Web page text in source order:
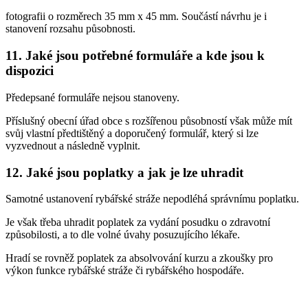
fotografii o rozměrech 35 mm x 45 mm. Součástí návrhu je i
stanovení rozsahu působnosti.
11. Jaké jsou potřebné formuláře a kde jsou k
dispozici
Předepsané formuláře nejsou stanoveny.
Příslušný obecní úřad obce s rozšířenou působností však může mít
svůj vlastní předtištěný a doporučený formulář, který si lze
vyzvednout a následně vyplnit.
12. Jaké jsou poplatky a jak je lze uhradit
Samotné ustanovení rybářské stráže nepodléhá správnímu poplatku.
Je však třeba uhradit poplatek za vydání posudku o zdravotní
způsobilosti, a to dle volné úvahy posuzujícího lékaře.
Hradí se rovněž poplatek za absolvování kurzu a zkoušky pro
výkon funkce rybářské stráže či rybářského hospodáře.